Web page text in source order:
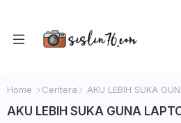
Home Ceritera AKU LEBIH SUKA
AKU LEBIH SUKA GUNA